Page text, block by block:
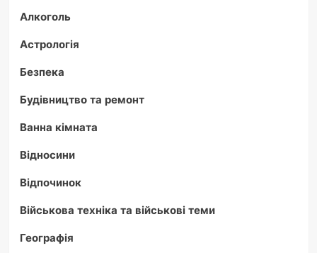
Алкоголь
Астрологія
Безпека
Будівництво та ремонт
Ванна кімната
Відносини
Відпочинок
Військова техніка та військові теми
Географія